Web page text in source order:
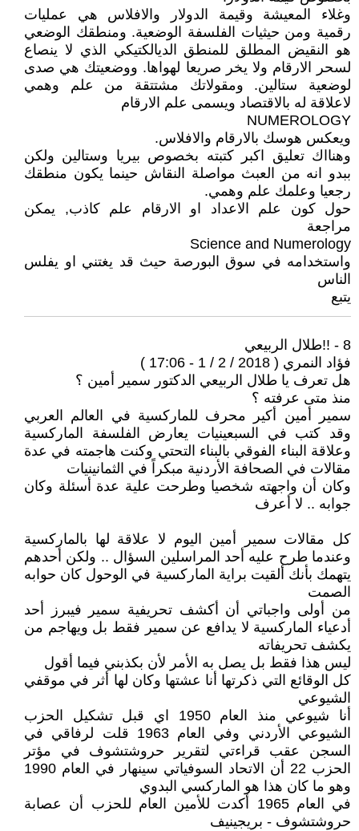
وغلاء المعيشة وقيمة الدولار والافلاس هي عمليات
رقمية ومن حيثيات الفلسفة الوضعية. ومنطقك الوضعي
هو النقيض المطلق للمنطق الديالكتيكي الذي لا ينصاع
لسحر الارقام ولا يخر صريعا لهواها. ووضعيتك هي صدى
لوضعية ستالين. ومقولاتك مشتتقة من علم وهمي
لاعلاقة له بالاقتصاد ويسمى علم الارقام
NUMEROLOGY
ويعكس هوسك بالارقام والافلاس.
وهنااك تعليق اكبر كتبته بخصوص بيريا وستالين ولكن
ببدو انه من العبث مواصلة النقاش حينما يكون منطقك
رجعيا وعلمك علم وهمي.
حول كون علم الاعداد او الارقام علم كاذب, يمكن
مراجعة
Science and Numerology
واستخدامه في سوق البورصة حيث قد يغتني او يفلس
الناس
يتبع
8 - !!طلال الربيعي
فؤاد النمري ( 2018 / 2 / 1 - 17:06 )
هل تعرف يا طلال الربيعي الدكتور سمير أمين ؟
منذ متى عرفته ؟
سمير أمين أكير محرف للماركسية في العالم العربي
وقد كتب في السبعينيات يعارض الفلسفة الماركسية
وعلاقة البناء الفوقي بالبناء التحتي وكنت هاجمته في عدة
مقالات في الصحافة الأردنية مبكراً في الثمانينيات
وكان أن واجهته شخصيا وطرحت علية عدة أسئلة وكان
جوابه .. لا أعرف
كل مقالات سمير أمين اليوم لا علاقة لها بالماركسية
وعندما طرح عليه أحد المراسلين السؤال .. ولكن أحدهم
يتهمك بأنك ألقيت براية الماركسية في الوحول كان حوابه
الصمت
من أولى واجباتي أن أكشف تحريفية سمير فيبرز أحد
أدعياء الماركسية لا يدافع عن سمير فقط بل ويهاجم من
يكشف تحريفاته
ليس هذا فقط بل يصل به الأمر لأن بكذبني فيما أقول
كل الوقائع التي ذكرتها أنا عشتها وكان لها أثر في موقفي
الشيوعي
أنا شيوعي منذ العام 1950 اي قبل تشكيل الحزب
الشيوعي الأردني وفي العام 1963 قلت لرفاقي في
السجن عقب قراءتي لتقرير حروشتشوف في مؤتر
الحزب 22 أن الاتحاد السوفياتي سينهار في العام 1990
وهو ما كان هذا هو الماركسي البدوي
في العام 1965 أكدت للأمين العام للحزب أن عصابة
حروشتشوف - بريجينيف